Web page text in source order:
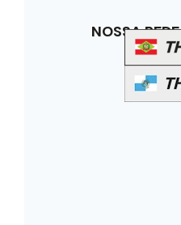
NOSSA REDE